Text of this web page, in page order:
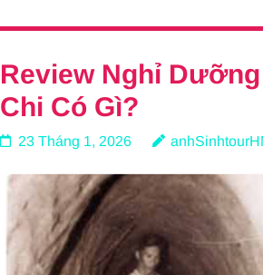
Review Nghỉ
Chi Có Gì?
23 Tháng 1, 2026